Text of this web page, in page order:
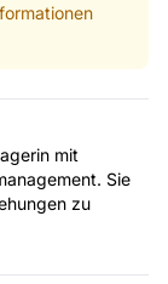
mit
Sie
zu